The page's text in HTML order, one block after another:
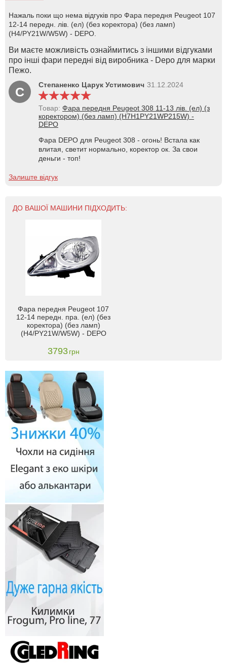
Нажаль поки що нема відгуків про Фара передня Peugeot 107
12-14 передн. лів. (ел) (без коректора) (без ламп)
(H4/PY21W/W5W) - DEPO.
Ви маєте можливість ознаймитись з іншими відгуками
про інші фари передні від виробника - Depo для марки
Пежо.
С Степаненко Царук Устимович 31.12.2024
Товар: Фара передня Peugeot 308 11-13 лів. (ел) (з
коректором) (без ламп) (H7H1PY21WP215W) -
DEPO
Фара DEPO для Peugeot 308 - огонь! Встала как
влитая, светит нормально, коректор ок. За свои
деньги - топ!
Залиште відгук
ДО ВАШОЇ МАШИНИ ПІДХОДИТЬ:
Фара передня Peugeot 107
12-14 передн. пра. (ел) (без
коректора) (без ламп)
(H4/PY21W/W5W) - DEPO
3793 грн